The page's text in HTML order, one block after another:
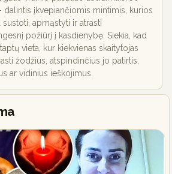
dalintis įkvepiančiomis mintimis, kurios
sustoti, apmąstyti ir atrasti
požiūrį į kasdienybę. Siekia, kad
vieta, kur kiekvienas skaitytojas
žodžius, atspindinčius jo patirtis,
ar vidinius ieškojimus.